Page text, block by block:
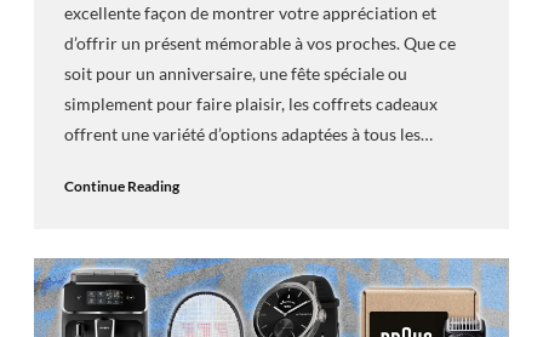
excellente façon de montrer votre appréciation et
d’offrir un présent mémorable à vos proches. Que ce
soit pour un anniversaire, une fête spéciale ou
simplement pour faire plaisir, les coffrets cadeaux
offrent une variété d’options adaptées à tous les…
Continue Reading